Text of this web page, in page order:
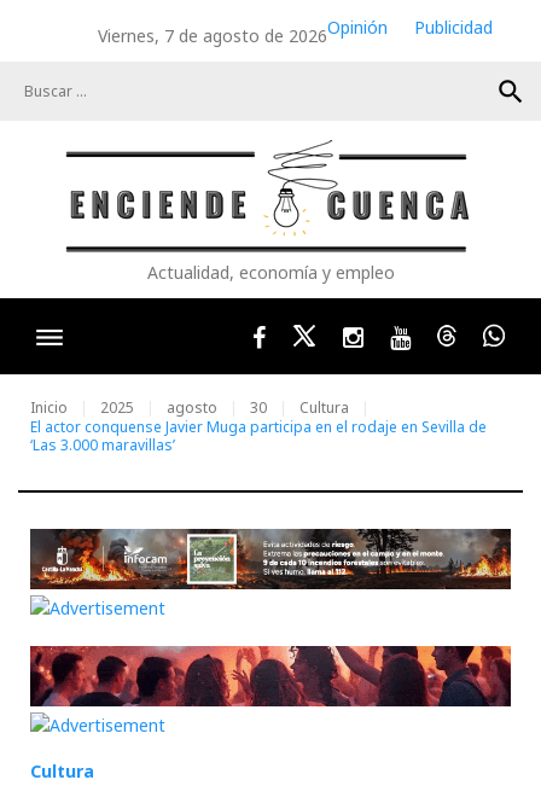
Viernes, 7 de agosto de 2026Opinión
Publicidad
search
Actualidad, economía y empleo
FacebookTwitterInstagram
YoutubeThreads
Inicio 2025 agosto 30
Cultura
El actor conquense Javier Muga participa en el rodaje en Sevilla de
‘Las 3.000 maravillas’
Cultura